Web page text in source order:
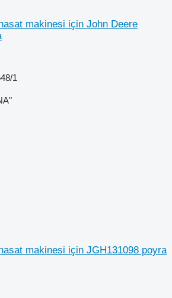
makinesi için John Deere
1
makinesi için JGH131098 poyra